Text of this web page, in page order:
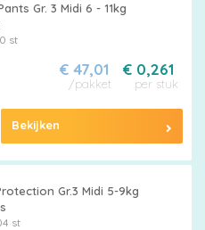
Gr. 3 Midi 6 - 11kg
st
€ 0,261
per stuk
€ 47,01
/pakket
Bekijken
Gr.3 Midi 5-9kg
st